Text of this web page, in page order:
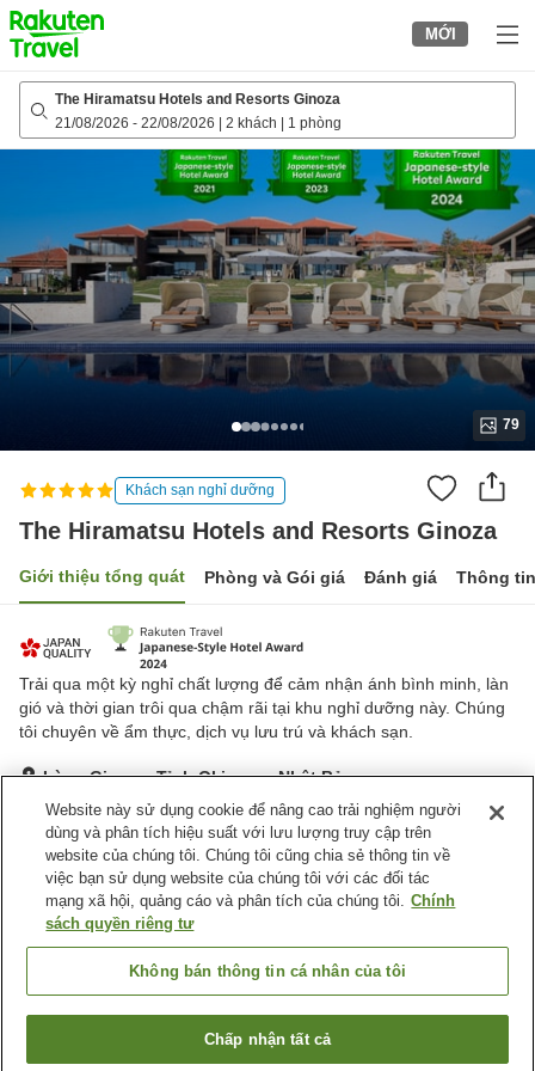
to
top
page
MỚI
The Hiramatsu Hotels and Resorts Ginoza
21/08/2026 - 22/08/2026 2 khách 1 phòng
79
Khách sạn nghỉ dưỡng
The Hiramatsu Hotels and Resorts Ginoza
Giới thiệu tổng quát Phòng và Gói giá Đánh giá Thông
Trải qua một kỳ nghỉ chất lượng để cảm nhận ánh bình minh, làn
gió và thời gian trôi qua chậm rãi tại khu nghỉ dưỡng này. Chúng
tôi chuyên về ẩm thực, dịch vụ lưu trú và khách sạn.
Làng Ginoza, Tỉnh Okinawa, Nhật Bản
Hiển thị trên bản đồ
Xuất sắc Đánh giá:38lượt
Tiện nghi chỗ nghỉ
Wi-Fi
Bể sục
Nhà hàng
Tỉnh Okinawa
The Hiramatsu Hotels and Resorts Ginoza
Tìm phòng trống
Website này sử dụng cookie để nâng cao trải nghiệm người
dùng và phân tích hiệu suất với lưu lượng truy cập trên
website của chúng tôi. Chúng tôi cũng chia sẻ thông tin về
việc bạn sử dụng website của chúng tôi với các đối tác
mạng xã hội, quảng cáo và phân tích của chúng tôi. Chính
sách quyền riêng tư
Không bán thông tin cá nhân của tôi
Chấp nhận tất cả